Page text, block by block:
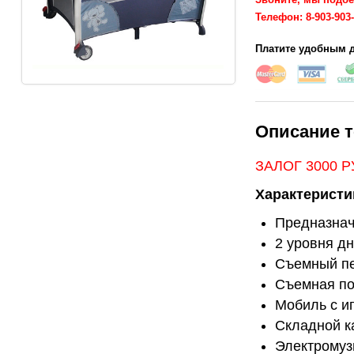
Телефон: 8-903-
Платите удобным
Описание
ЗАЛОГ 3000
2 уровня
Съемный
Съемная
Мобиль с
Складной